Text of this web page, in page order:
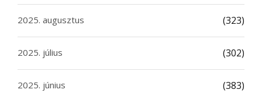
2025. augusztus (323)
2025. július (302)
2025. június (383)